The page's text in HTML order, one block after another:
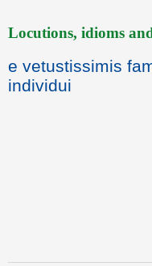
Locutions, idioms
e vetustissimis
individui